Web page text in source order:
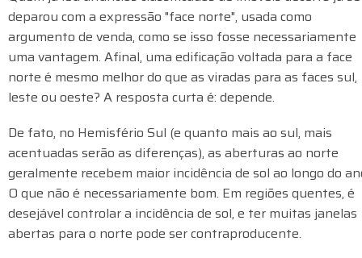
deparou com a expressão "face norte", usada como
argumento de venda, como se isso fosse necessariamente
uma vantagem. Afinal, uma edificação voltada para a face
norte é mesmo melhor do que as viradas para as faces sul,
leste ou oeste? A resposta curta é: depende.
De fato, no Hemisfério Sul (e quanto mais ao sul, mais
acentuadas serão as diferenças), as aberturas ao norte
geralmente recebem maior incidência de sol ao longo do
O que não é necessariamente bom. Em regiões quentes, é
desejável controlar a incidência de sol, e ter muitas janelas
abertas para o norte pode ser contraproducente.